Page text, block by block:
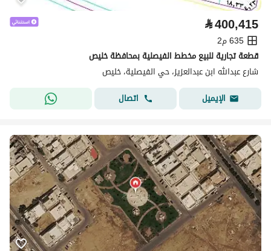
⃁400,415
635 م2
قطعة تجارية للبيع مخطط الفيصلية بمحافظة خليص
شارع عبدالله ابن عبدالعزيز، حي الفيصلية، خليص
الإيميل
اتصال